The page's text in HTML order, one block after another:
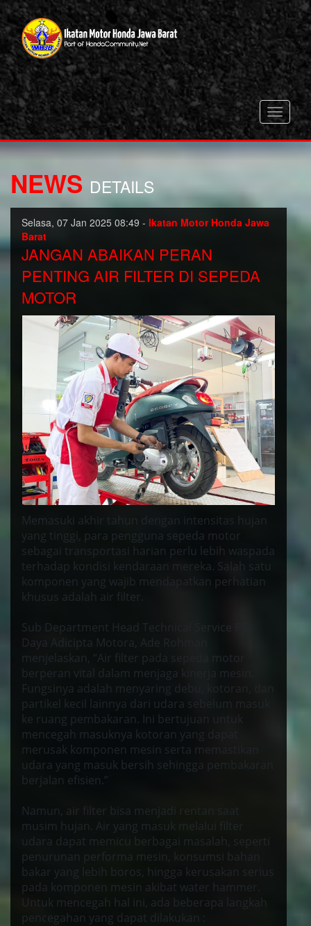
Toggle
NEWS DETAILS
Selasa, 07 Jan 2025 08:49 - Ikatan Motor Honda Jawa
Barat
JANGAN ABAIKAN PERAN
PENTING AIR FILTER DI SEPEDA
MOTOR
Memasuki akhir tahun dengan intensitas hujan
yang tinggi, para pengguna sepeda motor
sebagai transportasi harian perlu lebih waspada
terhadap kondisi kendaraan mereka. Salah satu
komponen yang wajib mendapatkan perhatian
khusus adalah air filter.
Sub Department Head Technical Service PT
Daya Adicipta Motora, Ade Rohman
menjelaskan, “Air filter pada sepeda motor
berperan vital dalam menjaga kinerja mesin.
Fungsinya adalah menyaring debu, kotoran, dan
partikel kecil lainnya dari udara sebelum masuk
ke ruang pembakaran. Ini bertujuan untuk
mencegah masuknya kotoran yang dapat
merusak komponen mesin serta memastikan
udara yang masuk bersih sehingga pembakaran
berjalan efisien.”
Namun, air filter bisa menjadi rentan saat
musim hujan. Air yang masuk melalui filter
udara dapat memicu berbagai masalah, seperti
penurunan performa mesin, konsumsi bahan
bakar yang lebih boros, hingga kerusakan serius
pada komponen mesin akibat water hammer.
Untuk mencegah hal ini, ada beberapa langkah
pencegahan yang dapat dilakukan :